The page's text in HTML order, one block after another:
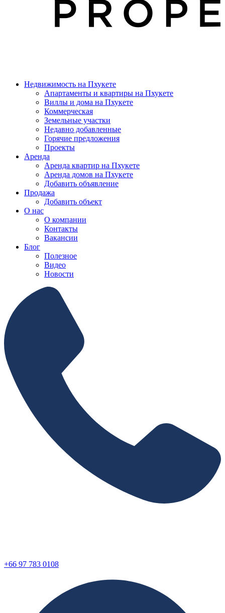
Недвижимость на Пхукете
Апартаменты и квартиры на Пхукете
Виллы и дома на Пхукете
Коммерческая
Земельные участки
Недавно добавленные
Горячие предложения
Проекты
Аренда
Аренда квартир на Пхукете
Аренда домов на Пхукете
Добавить объявление
Продажа
Добавить объект
О нас
О компании
Контакты
Вакансии
Блог
Полезное
Видео
Новости
+66 97 783 0108